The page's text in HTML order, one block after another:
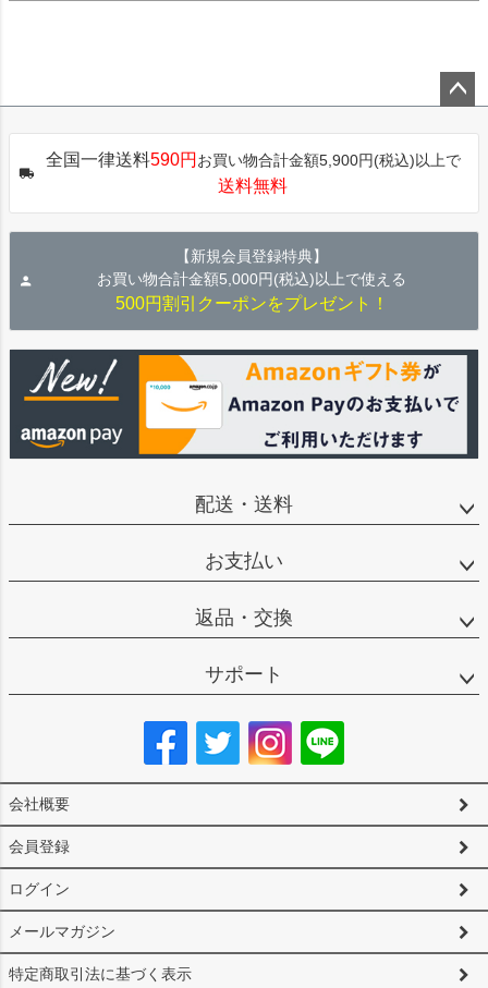
ップ
全国一律送料590円 お買い物合計金額5,900円(税込)以上で
送料無料
【新規会員登録特典】
お買い物合計金額5,000円(税込)以上で使える
500円割引クーポンをプレゼント！
配送・送料
お支払い
返品・交換
サポート
会社概要
会員登録
ログイン
メールマガジン
特定商取引法に基づく表示